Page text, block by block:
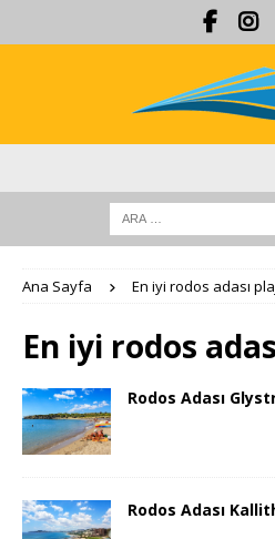
Ana Sayfa En iyi rodos adası
En iyi rodos
Rodos Adası
Rodos Adası